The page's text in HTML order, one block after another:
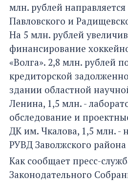
млн. рублей
Павловского и
На 5 млн. рублей
финансирование
«Волга». 2,8 млн. рублей
кредиторской
здании областной
Ленина, 1,5 млн. -
обследование и
ДК им. Чкалова, 1,5 млн. -
РУВД Заволжского района
Как сообщает пресс-
Законодательного